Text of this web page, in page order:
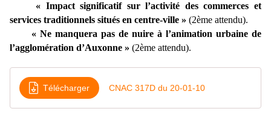
« Impact significatif sur l’activité des commerces et
services traditionnels situés en centre-ville » (2ème attendu).
« Ne manquera pas de nuire à l’animation urbaine de
l’agglomération d’Auxonne » (2ème attendu).
Télécharger CNAC 317D du 20-01-10